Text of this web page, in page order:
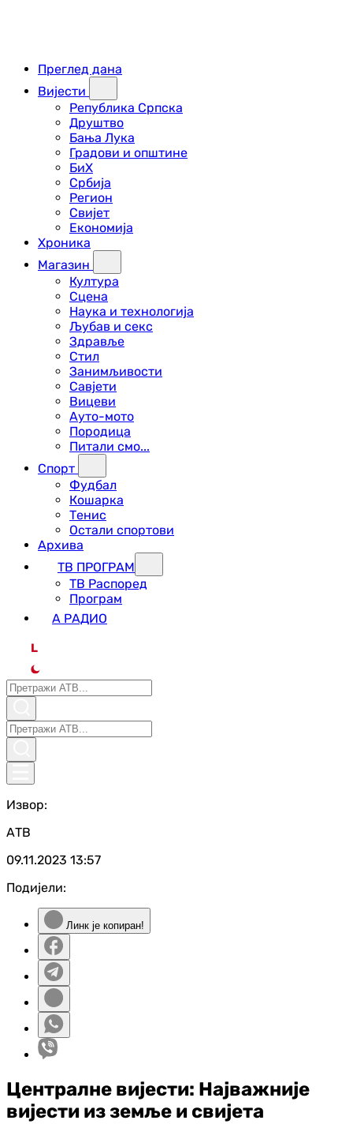
Преглед дана
Вијести
Република Српска
Друштво
Бања Лука
Градови и општине
БиХ
Србија
Регион
Свијет
Економија
Хроника
Магазин
Култура
Сцена
Наука и технологија
Љубав и секс
Здравље
Стил
Занимљивости
Савјети
Вицеви
Ауто-мото
Породица
Питали смо...
Спорт
Фудбал
Кошарка
Тенис
Остали спортови
Архива
ТВ ПРОГРАМ
ТВ Распоред
Програм
А РАДИО
L
Извор:
АТВ
09.11.2023 13:57
Подијели:
Линк је копиран!
Централне вијести: Најважније
вијести из земље и свијета